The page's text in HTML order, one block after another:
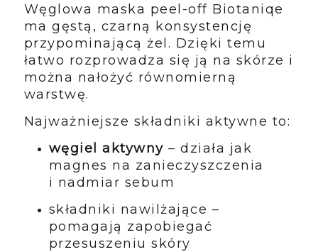
Węglowa maska peel-off Biotaniqe
ma gęstą, czarną konsystencję
przypominającą żel. Dzięki temu
łatwo rozprowadza się ją na skórze i
można nałożyć równomierną
warstwę.
Najważniejsze składniki aktywne to:
węgiel aktywny – działa jak
magnes na zanieczyszczenia
i nadmiar sebum
składniki nawilżające –
pomagają zapobiegać
przesuszeniu skóry